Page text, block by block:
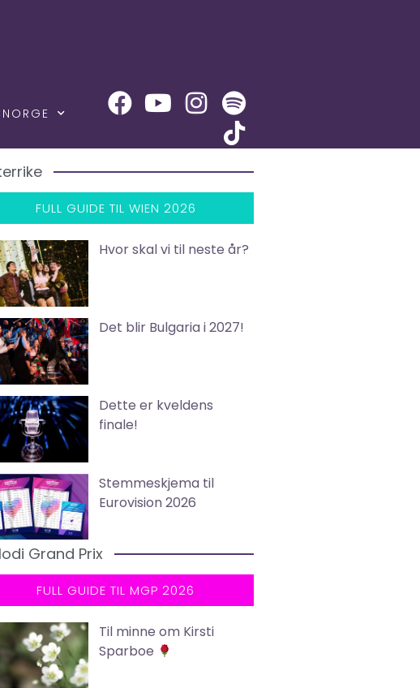
FULL GUIDE TIL WIEN 2026
Hvor skal vi til neste år?
Det blir Bulgaria i 2027!
Dette er kveldens
finale!
Stemmeskjema til
Eurovision 2026
Grand Prix
FULL GUIDE TIL MGP 2026
Til minne om Kirsti
Sparboe